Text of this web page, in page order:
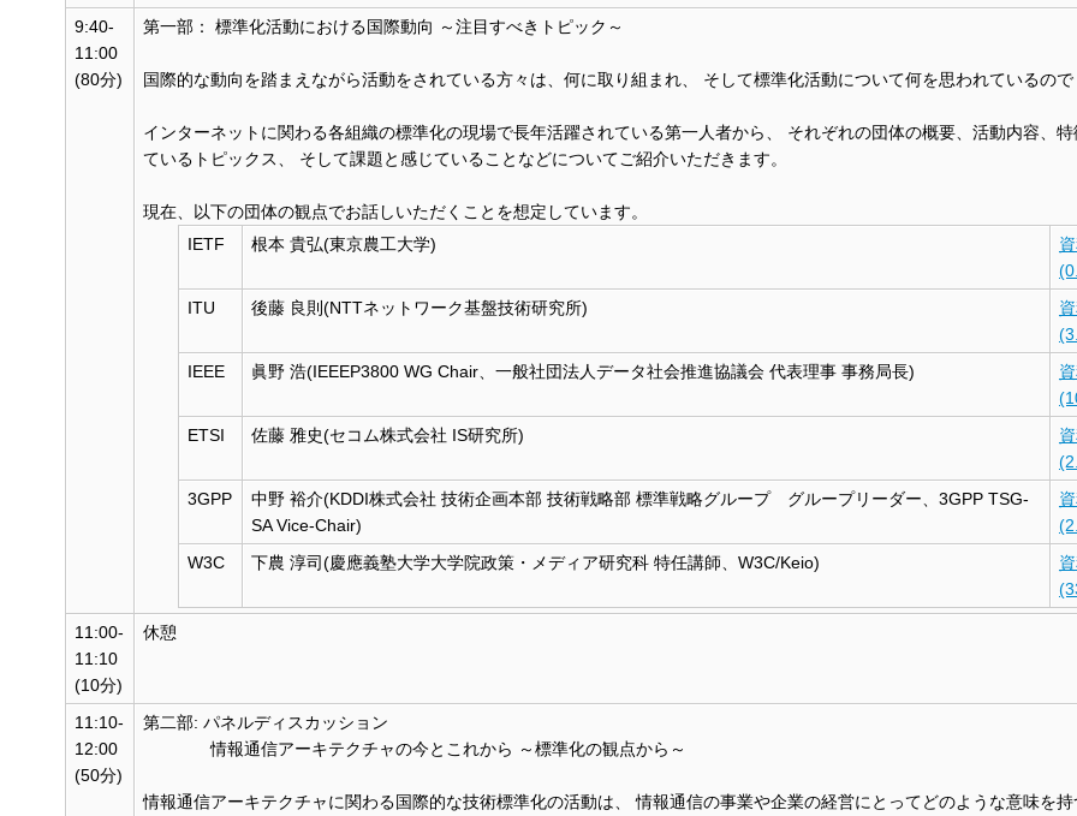
9:40-
11:00
(80分)
第一部： 標準化活動における国際動向 ～注目すべきトピック～
国際的な動向を踏まえながら活動をされている方々は、何に取り組まれ、 そして標準化活動について何を思われているの
インターネットに関わる各組織の標準化の現場で長年活躍されている第一人者から、 それぞれの団体の概要、活動内容、
ているトピックス、 そして課題と感じていることなどについてご紹介いただきます。
現在、以下の団体の観点でお話しいただくことを想定しています。
IETF
根本 貴弘(東京農工大学)
ITU
後藤 良則(NTTネットワーク基盤技術研究所)
IEEE
眞野 浩(IEEEP3800 WG Chair、一般社団法人データ社会推進協議会 代表理事 事務局長)
ETSI
佐藤 雅史(セコム株式会社 IS研究所)
3GPP
中野 裕介(KDDI株式会社 技術企画本部 技術戦略部 標準戦略グループ グループリーダー、3GPP TSG-
SA Vice-Chair)
W3C
下農 淳司(慶應義塾大学大学院政策・メディア研究科 特任講師、W3C/Keio)
11:00-
11:10
(10分)
休憩
11:10-
12:00
(50分)
第二部: パネルディスカッション
情報通信アーキテクチャの今とこれから ～標準化の観点から～
情報通信アーキテクチャに関わる国際的な技術標準化の活動は、 情報通信の事業や企業の経営にとってどのような意味を